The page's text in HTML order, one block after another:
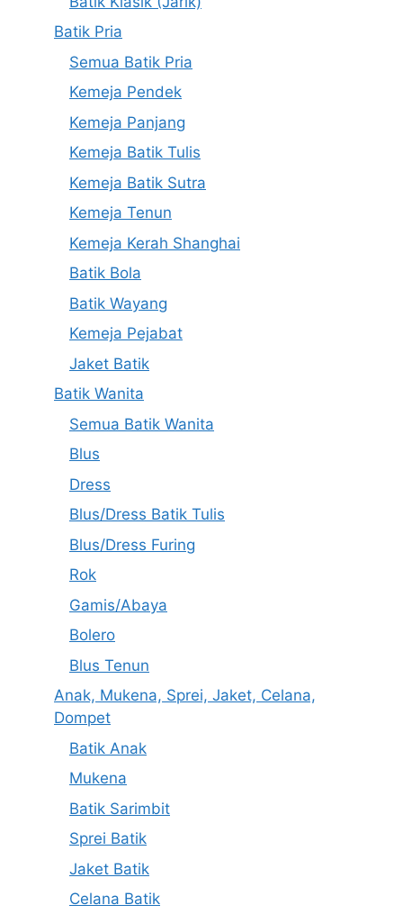
Batik Pria
Semua Batik Pria
Kemeja Pendek
Kemeja Panjang
Kemeja Batik Tulis
Kemeja Batik Sutra
Kemeja Tenun
Kemeja Kerah Shanghai
Batik Bola
Batik Wayang
Kemeja Pejabat
Jaket Batik
Batik Wanita
Semua Batik Wanita
Blus
Dress
Blus/Dress Batik Tulis
Blus/Dress Furing
Rok
Gamis/Abaya
Bolero
Blus Tenun
Anak, Mukena, Sprei, Jaket, Celana,
Dompet
Batik Anak
Mukena
Batik Sarimbit
Sprei Batik
Jaket Batik
Celana Batik